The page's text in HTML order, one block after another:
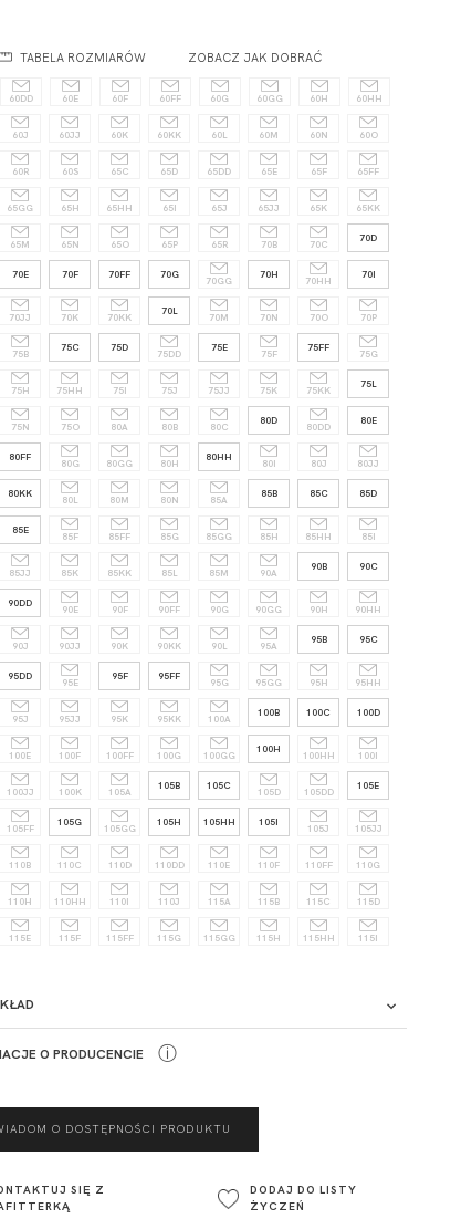
TABELA ROZMIARÓW ZOBACZ JAK DOBRAĆ
60DD 60E 60F 60FF 60G 60GG 60H 60HH
60J 60JJ 60K 60KK 60L 60M 60N 60O
60R 60S 65C 65D 65DD 65E 65F 65FF
65GG 65H 65HH 65I 65J 65JJ 65K 65KK
65M 65N 65O 65P 65R 70B 70C
70D
70E 70F 70FF 70G
70GG
70H
70HH
70I
70JJ 70K 70KK
70L
70M 70N 70O 70P
75B
75C 75D
75DD
75E
75F
75FF
75G
75H 75HH 75I 75J 75JJ 75K 75KK
75L
75N 75O 80A 80B 80C
80D
80DD
80E
80FF
80G 80GG 80H
80HH
80I 80J 80JJ
80KK
80L 80M 80N 85A
85B 85C 85D
85E
85F 85FF 85G 85GG 85H 85HH 85I
85JJ 85K 85KK 85L 85M 90A
90B 90C
90DD
90E 90F 90FF 90G 90GG 90H 90HH
90J 90JJ 90K 90KK 90L 95A
95B 95C
95DD
95E
95F 95FF
95G 95GG 95H 95HH
95J 95JJ 95K 95KK 100A
100B 100C 100D
100E 100F 100FF 100G 100GG
100H
100HH 100I
100JJ 100K 105A
105B 105C
105D 105DD
105E
105FF
105G
105GG
105H 105HH 105I
105J 105JJ
110B 110C 110D 110DD 110E 110F 110FF 110G
110H 110HH 110I 110J 115A 115B 115C 115D
115E 115F 115FF 115G 115GG 115H 115HH 115I
O PRODUCENCIE
ADRES PUNKTU KONTAKTOWEGO
ul. Łowicka 89a
Głowno
ⓘ
O DOSTĘPNOŚCI PRODUKTU
SIĘ Z
DODAJ DO LISTY
ŻYCZEŃ